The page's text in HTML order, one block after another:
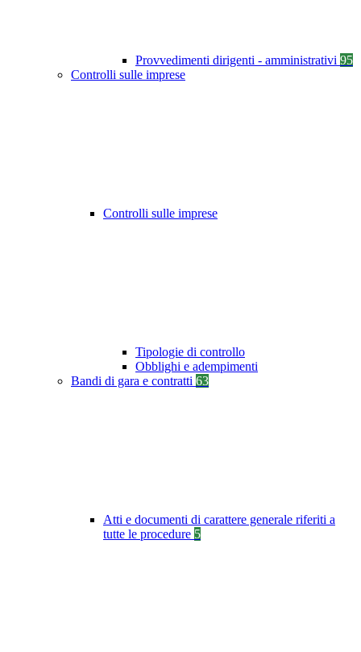
Provvedimenti dirigenti - amministrativi 95
Controlli sulle imprese
Controlli sulle imprese
Tipologie di controllo
Obblighi e adempimenti
Bandi di gara e contratti 63
Atti e documenti di carattere generale riferiti a
tutte le procedure 5